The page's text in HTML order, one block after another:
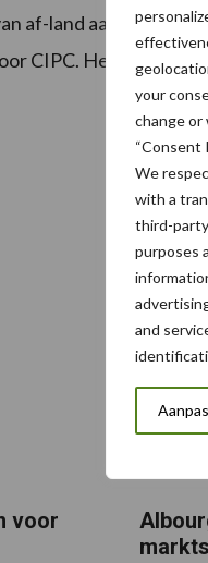
your
change or
“Consent
We
with a
third-
purposes
and
af-land aardappelen
CIPC. Het risico
voor